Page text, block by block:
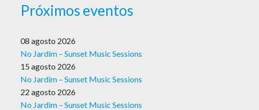
Próximos eventos
08 agosto 2026
No Jardim – Sunset Music Sessions
15 agosto 2026
No Jardim – Sunset Music Sessions
22 agosto 2026
No Jardim – Sunset Music Sessions